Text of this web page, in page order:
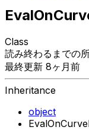
Class
読み終わるまでの
最終更新 8ヶ月前
Inheritance
object